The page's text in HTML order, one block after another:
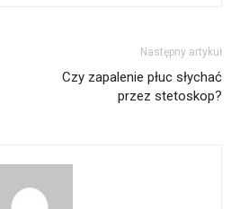
Następny artykuł
Czy zapalenie płuc słychać
przez stetoskop?